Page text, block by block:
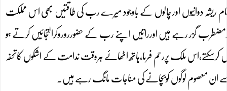
ریشہ دوانیوں اور چالوں کے باوجود میرے رب کی طاقتیں بھی اس مملکت
گزر رہے ہیں اورراتیں اپنے رب کے حضورروروکرالتجائیں کرتے ہو
ملک پررحم فرما،ہاتھ اٹھائے ہروقت ندامت کے اشکوں کاتحفہ
معصوم لوگوں کوبچانے کی مناجات مانگ رہے ہیں۔